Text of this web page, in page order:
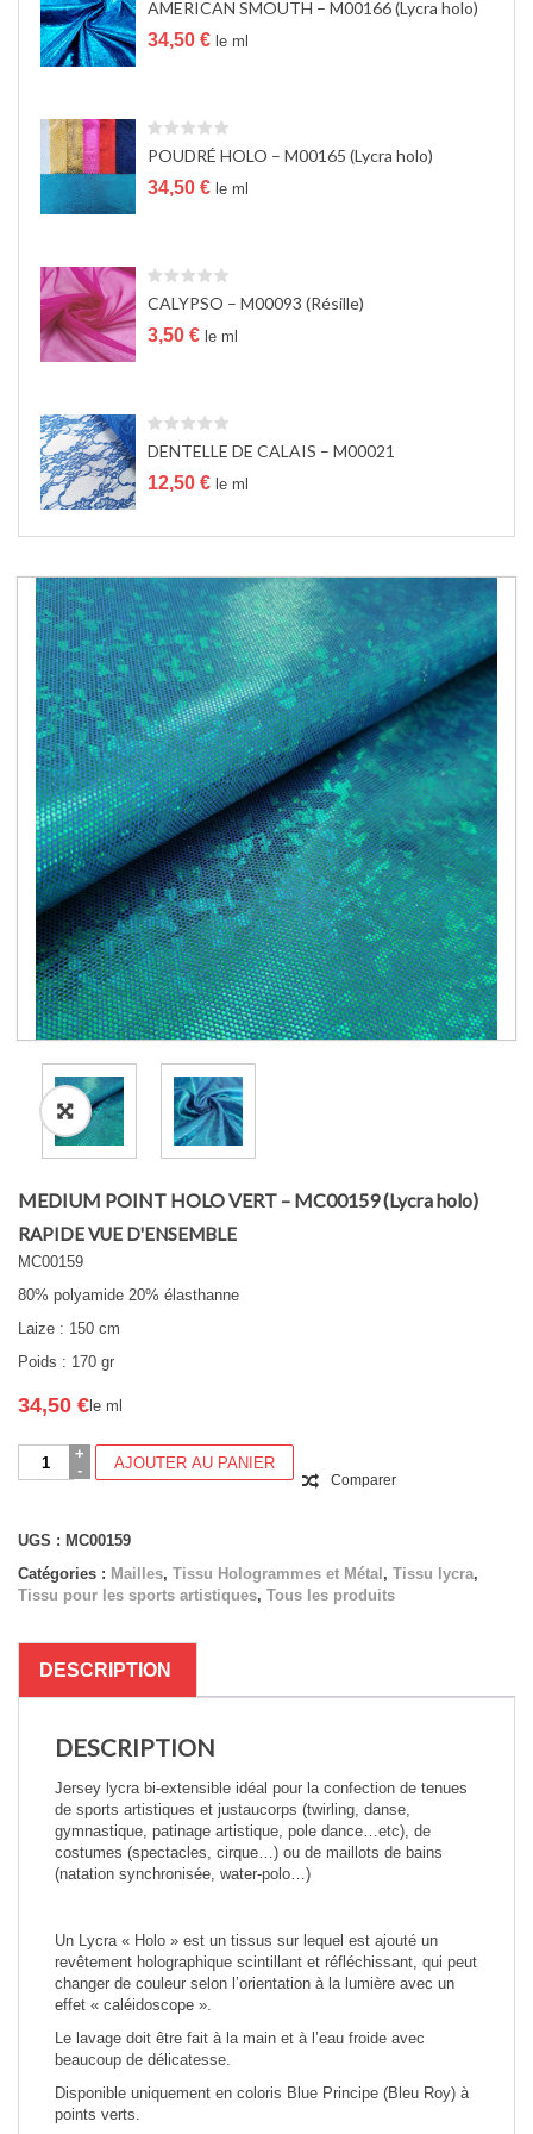
a
t
i
AMERICAN SMOUTH – M00166 (Lycra holo)
34,50 € le ml
POUDRÉ HOLO – M00165 (Lycra holo)
34,50 € le ml
CALYPSO – M00093 (Résille)
3,50 € le ml
DENTELLE DE CALAIS – M00021
12,50 € le ml
MEDIUM POINT HOLO VERT – MC00159 (Lycra holo)
RAPIDE VUE D'ENSEMBLE
MC00159
80% polyamide 20% élasthanne
Laize : 150 cm
Poids : 170 gr
34,50 €le ml
quantité
de
HOLO
-
MC00159
holo)
AJOUTER AU PANIER
Comparer
UGS : MC00159
Catégories : Mailles, Tissu Hologrammes et Métal , Tissu lycra,
Tissu pour les sports artistiques, Tous les produits
DESCRIPTION
DESCRIPTION
Jersey lycra bi-extensible idéal pour la confection de tenues
de sports artistiques et justaucorps (twirling, danse,
gymnastique, patinage artistique, pole dance…etc), de
costumes (spectacles, cirque…) ou de maillots de bains
(natation synchronisée, water-polo…)
Un Lycra « Holo » est un tissus sur lequel est ajouté un
revêtement holographique scintillant et réfléchissant, qui peut
changer de couleur selon l’orientation à la lumière avec un
effet « caléidoscope ».
Le lavage doit être fait à la main et à l’eau froide avec
beaucoup de délicatesse.
Disponible uniquement en coloris Blue Principe (Bleu Roy) à
points verts.